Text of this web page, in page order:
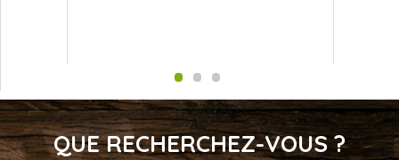
QUE RECHERCHEZ-VOUS ?